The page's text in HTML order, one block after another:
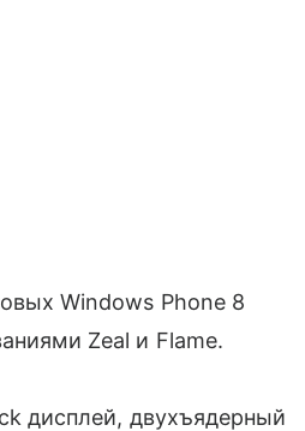
Windows Phone 8
Zeal и Flame.
дисплей, двухъядерный